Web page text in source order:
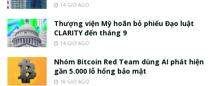
14 GIỜ AGO
Thượng viện Mỹ hoãn bỏ phiếu Đạo luật
CLARITY đến tháng 9
14 GIỜ AGO
Nhóm Bitcoin Red Team dùng AI phát hiện
gần 5.000 lỗ hổng bảo mật
18 GIỜ AGO